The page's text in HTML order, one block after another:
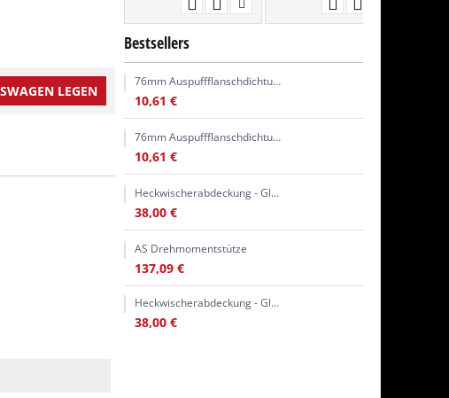
LEGEN
Bestsellers
76mm Auspuffflanschdichtung
10,61 €
76mm Auspuffflanschdichtung
10,61 €
Heckwischerabdeckung - Glasstopfen
38,00 €
AS Drehmomentstütze
137,09 €
Heckwischerabdeckung - Glasstopfen
38,00 €